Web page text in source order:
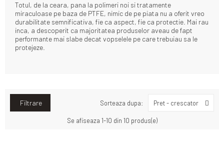
Totul, de la ceara, pana la polimeri noi si tratamente
miraculoase pe baza de PTFE, nimic de pe piata nu a oferit vreo
durabilitate semnificativa, fie ca aspect, fie ca protectie. Mai rau
inca, a descoperit ca majoritatea produselor aveau de fapt
performante mai slabe decat vopselele pe care trebuiau sa le
protejeze.
Filtrare Sorteaza dupa: Pret - crescator
Se afiseaza 1-10 din 10 produs(e)